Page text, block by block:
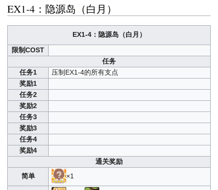
EX1-4：隐源岛（白月）
EX1-4：隐源岛（白月）
限制COST
任务
任务1
压制EX1-4的所有支点
奖励1
任务2
奖励2
任务3
奖励3
任务4
奖励4
通关奖励
简单
×1